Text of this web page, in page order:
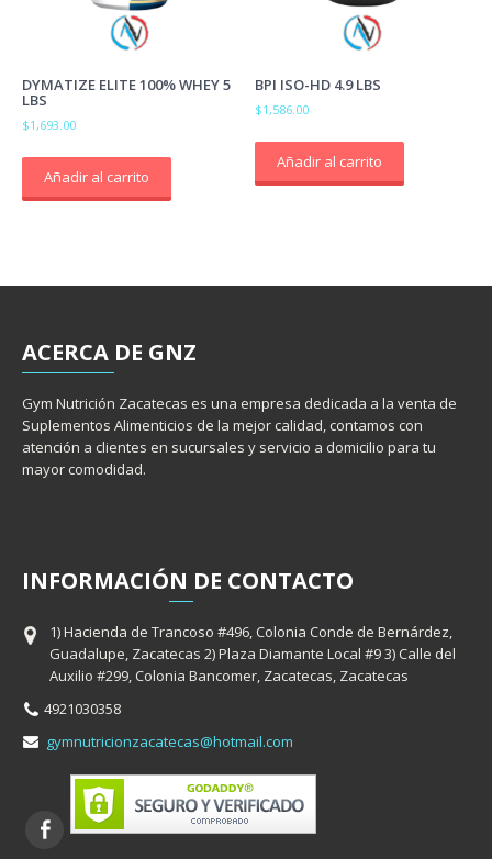
DYMATIZE ELITE 100% WHEY 5
LBS
$1,693.00
Añadir al carrito
BPI ISO-HD 4.9 LBS
$1,586.00
Añadir al carrito
ACERCA DE GNZ
Gym Nutrición Zacatecas es una empresa dedicada a la venta de
Suplementos Alimenticios de la mejor calidad, contamos con
atención a clientes en sucursales y servicio a domicilio para tu
mayor comodidad.
INFORMACIÓN DE CONTACTO
1) Hacienda de Trancoso #496, Colonia Conde de Bernárdez,
Guadalupe, Zacatecas 2) Plaza Diamante Local #9 3) Calle del
Auxilio #299, Colonia Bancomer, Zacatecas, Zacatecas
4921030358
gymnutricionzacatecas@hotmail.com